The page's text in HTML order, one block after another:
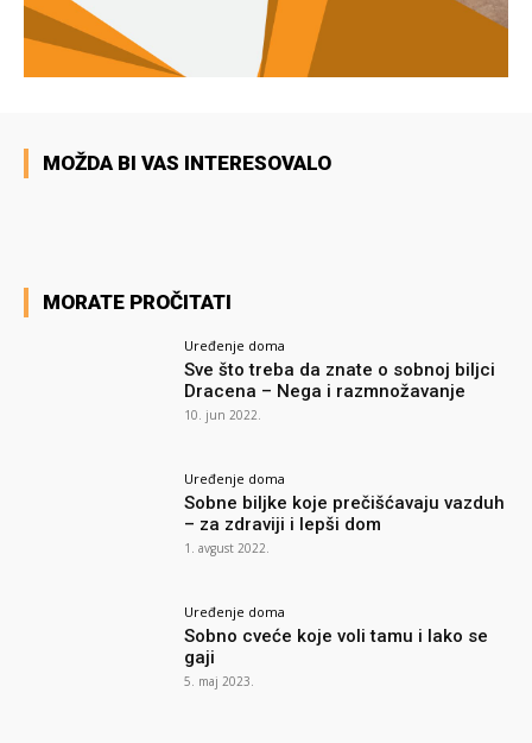
MOŽDA BI VAS INTERESOVALO
MORATE PROČITATI
Uređenje doma
Sve što treba da znate o sobnoj biljci
Dracena – Nega i razmnožavanje
10. jun 2022.
Uređenje doma
Sobne biljke koje prečišćavaju vazduh
– za zdraviji i lepši dom
1. avgust 2022.
Uređenje doma
Sobno cveće koje voli tamu i lako se
gaji
5. maj 2023.